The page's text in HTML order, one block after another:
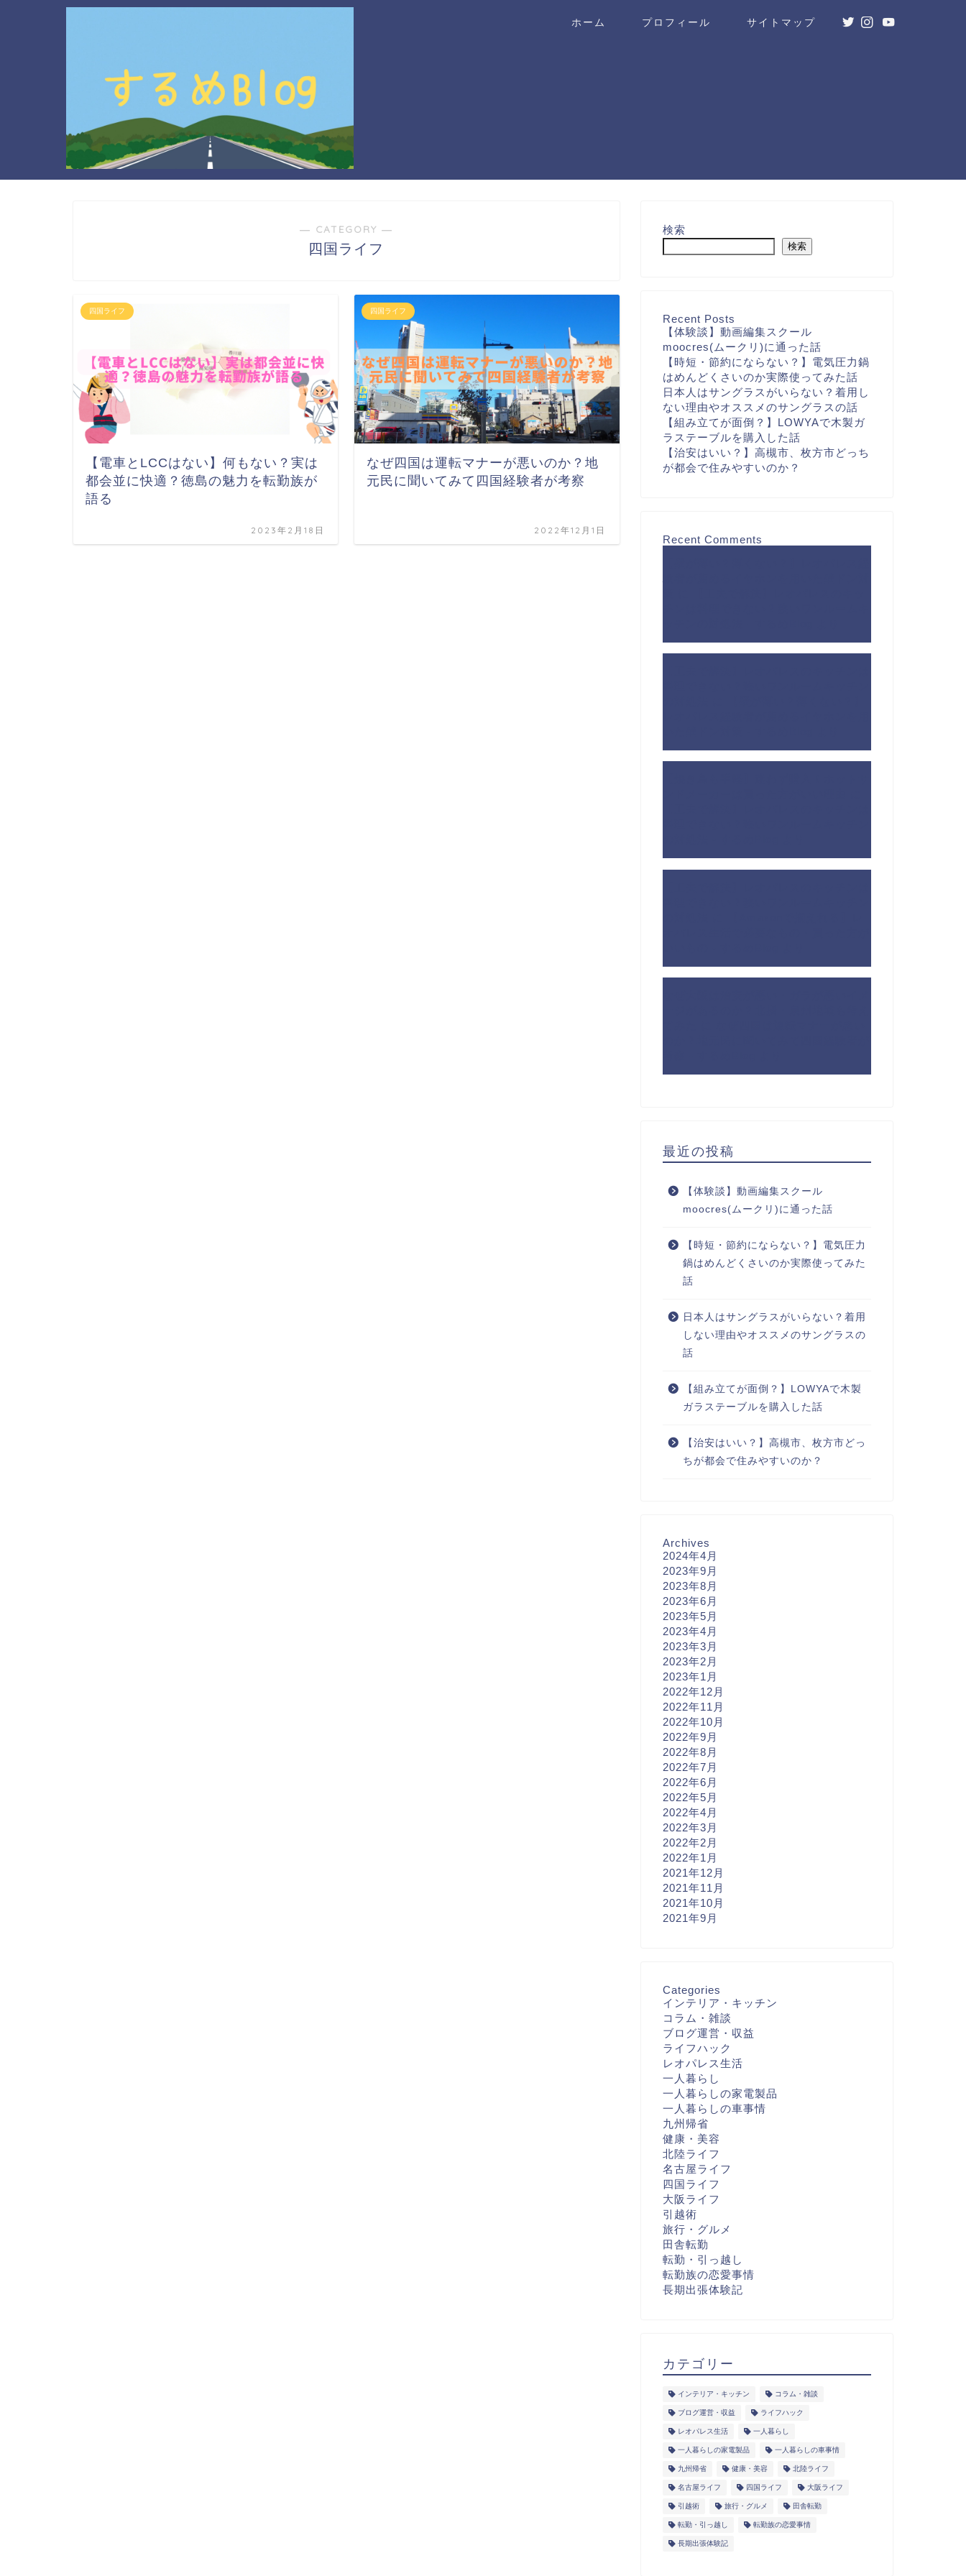
ホーム プロフィール サイトマップ
― CATEGORY ―
四国ライフ
四国ライフ
【電車とLCCはない】何もない？実は
都会並に快適？徳島の魅力を転勤族が
語る
2023年2月18日
四国ライフ
なぜ四国は運転マナーが悪いのか？地
元民に聞いてみて四国経験者が考察
2022年12月1日
検索
検索
Recent Posts
【体験談】動画編集スクール
moocres(ムークリ)に通った話
【時短・節約にならない？】電気圧力鍋
はめんどくさいのか実際使ってみた話
日本人はサングラスがいらない？着用し
ない理由やオススメのサングラスの話
【組み立てが面倒？】LOWYAで木製ガ
ラステーブルを購入した話
【治安はいい？】高槻市、枚方市どっち
が都会で住みやすいのか？
Recent Comments
最近の投稿
【体験談】動画編集スクール
moocres(ムークリ)に通った話
【時短・節約にならない？】電気圧力
鍋はめんどくさいのか実際使ってみた
話
日本人はサングラスがいらない？着用
しない理由やオススメのサングラスの
話
【組み立てが面倒？】LOWYAで木製
ガラステーブルを購入した話
【治安はいい？】高槻市、枚方市どっ
ちが都会で住みやすいのか？
Archives
2024年4月
2023年9月
2023年8月
2023年6月
2023年5月
2023年4月
2023年3月
2023年2月
2023年1月
2022年12月
2022年11月
2022年10月
2022年9月
2022年8月
2022年7月
2022年6月
2022年5月
2022年4月
2022年3月
2022年2月
2022年1月
2021年12月
2021年11月
2021年10月
2021年9月
Categories
インテリア・キッチン
コラム・雑談
ブログ運営・収益
ライフハック
レオパレス生活
一人暮らし
一人暮らしの家電製品
一人暮らしの車事情
九州帰省
健康・美容
北陸ライフ
名古屋ライフ
四国ライフ
大阪ライフ
引越術
旅行・グルメ
田舎転勤
転勤・引っ越し
転勤族の恋愛事情
長期出張体験記
カテゴリー
インテリア・キッチン コラム・雑談
ブログ運営・収益 ライフハック
レオパレス生活 一人暮らし
一人暮らしの家電製品 一人暮らしの車事情
九州帰省 健康・美容 北陸ライフ
名古屋ライフ 四国ライフ 大阪ライフ
引越術 旅行・グルメ 田舎転勤
転勤・引っ越し 転勤族の恋愛事情
長期出張体験記